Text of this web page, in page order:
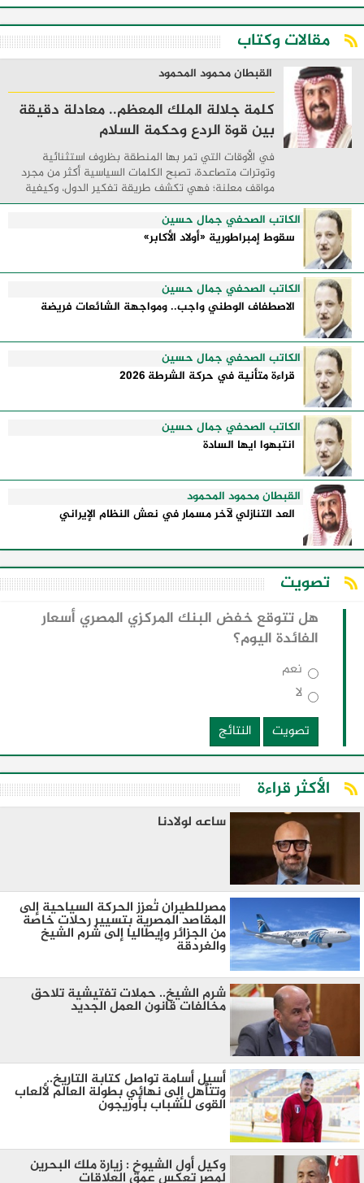
مقالات وكتاب
القبطان محمود المحمود
كلمة جلالة الملك المعظم.. معادلة دقيقة
بين قوة الردع وحكمة السلام
في الأوقات التي تمر بها المنطقة بظروف استثنائية
وتوترات متصاعدة، تصبح الكلمات السياسية أكثر من مجرد
مواقف معلنة؛ فهي تكشف طريقة تفكير الدول، وكيفية
إدارتها للأزمات، والحدود التي تفصل بين القوة ...
الكاتب الصحفي جمال حسين
سقوط إمبراطورية «أولاد الأكابر»
الكاتب الصحفي جمال حسين
الاصطفاف الوطني واجب.. ومواجهة الشائعات فريضة
الكاتب الصحفي جمال حسين
قراءة متأنية في حركة الشرطة 2026
الكاتب الصحفي جمال حسين
انتبهوا ايها السادة
القبطان محمود المحمود
العد التنازلي لآخر مسمار في نعش النظام الإيراني
تصويت
هل تتوقع خفض البنك المركزي المصري أسعار
الفائدة اليوم؟
نعم
لا
تصويت
النتائج
الأكثر قراءة
ساعه لولادنا
مصرللطيران تُعزز الحركة السياحية إلى
المقاصد المصرية بتسيير رحلات خاصة
من الجزائر وإيطاليا إلى شرم الشيخ
والغردقة
شرم الشيخ.. حملات تفتيشية تلاحق
مخالفات قانون العمل الجديد
أسيل أسامة تواصل كتابة التاريخ..
وتتأهل إلى نهائي بطولة العالم لألعاب
القوى للشباب بأوريجون
وكيل أول الشيوخ : زيارة ملك البحرين
لمصر تعكس عمق العلاقات